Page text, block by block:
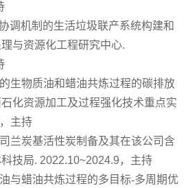
调机制的生活垃圾联产系统构建和
理与资源化工程研究中心.
生物质油和蜡油共炼过程的碳排放
化资源加工及过程强化技术重点实
，主持
兰炭基活性炭制备及其在该公司含
技局. 2022.10~2024.9 ，主持
与蜡油共炼过程的多目标-多周期优